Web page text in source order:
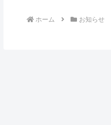
ホーム お知らせ